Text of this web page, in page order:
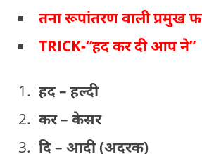
तना रूपांतरण वाली प्रमुख
TRICK-“हद कर दी आप ने”
हद – हल्दी
कर – केसर
दि – आदी (अदरक)